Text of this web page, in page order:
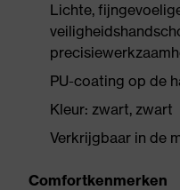
Lichte,
PU-coating op de
Kleur: zwart, zwart
Verkrijgbaar in de
Comfortkenmerken